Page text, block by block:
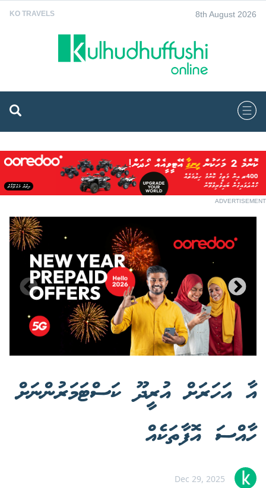
KO TRAVELS 8th August 2026
ADVERTISEMENT
އާ އަހަރަށް އުރީދޫ ކަސްޓަމަރުންނަށް
ހާއްސަ އޮފާތަކެއް
Dec 29, 2025